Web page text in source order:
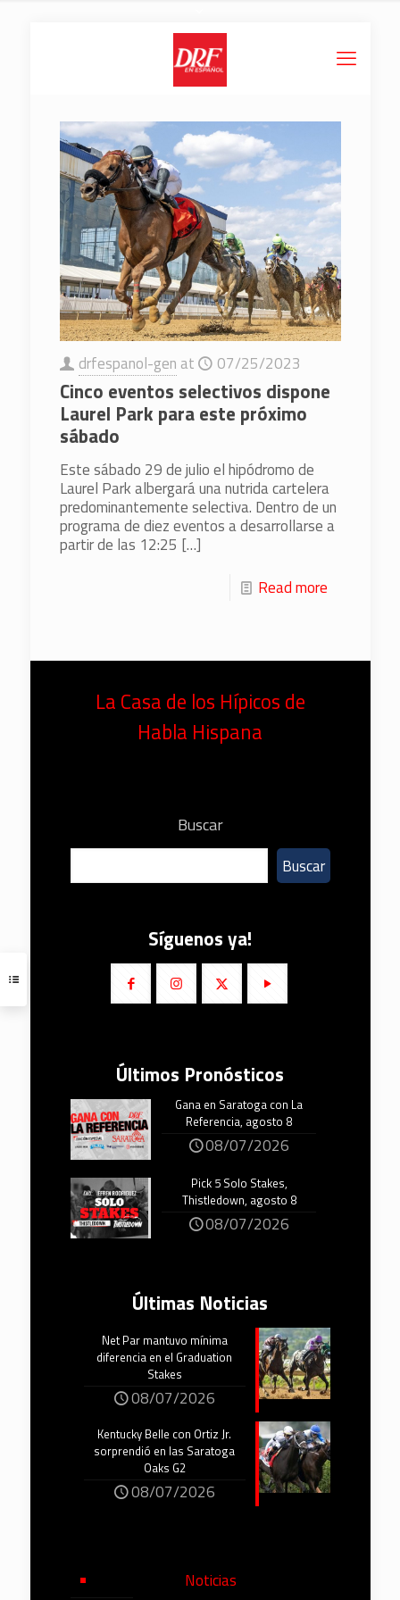
drfespanol-gen at 07/25/2023
Cinco eventos selectivos dispone
Laurel Park para este próximo
sábado
Este sábado 29 de julio el hipódromo de
Laurel Park albergará una nutrida cartelera
predominantemente selectiva. Dentro de un
programa de diez eventos a desarrollarse a
partir de las 12:25 […]
Read more
La Casa de los Hípicos de
Habla Hispana
Buscar
Buscar
Síguenos ya!
Últimos Pronósticos
Gana en Saratoga con La
Referencia, agosto 8
08/07/2026
Pick 5 Solo Stakes,
Thistledown, agosto 8
08/07/2026
Últimas Noticias
Net Par mantuvo mínima
diferencia en el Graduation
Stakes
08/07/2026
Kentucky Belle con Ortiz Jr.
sorprendió en las Saratoga
Oaks G2
08/07/2026
Noticias